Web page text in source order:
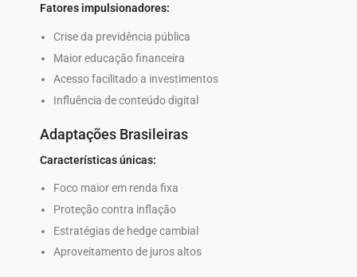
Fatores impulsionadores:
Crise da previdência pública
Maior educação financeira
Acesso facilitado a investimentos
Influência de conteúdo digital
Adaptações Brasileiras
Características únicas:
Foco maior em renda fixa
Proteção contra inflação
Estratégias de hedge cambial
Aproveitamento de juros altos